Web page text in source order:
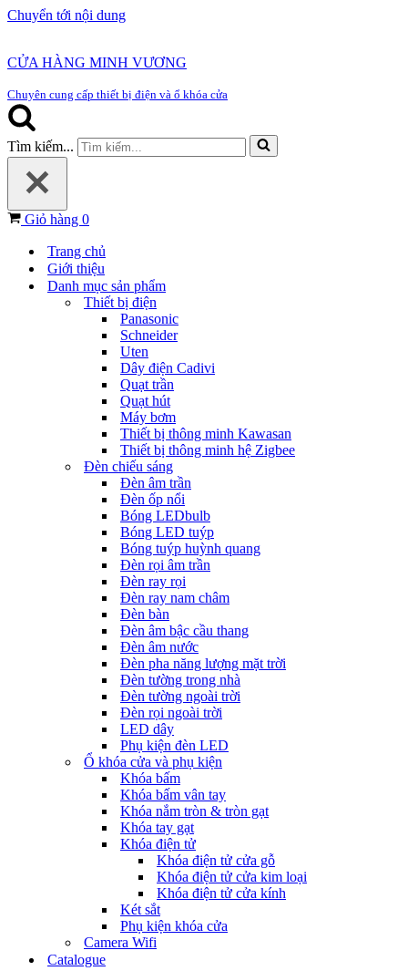
Chuyển tới nội dung
CỬA HÀNG MINH VƯƠNG
Chuyên cung cấp thiết bị điện và ổ khóa cửa
Tìm kiếm...
Giỏ hàng 0
Trang chủ
Giới thiệu
Danh mục sản phẩm
Thiết bị điện
Panasonic
Schneider
Uten
Dây điện Cadivi
Quạt trần
Quạt hút
Máy bơm
Thiết bị thông minh Kawasan
Thiết bị thông minh hệ Zigbee
Đèn chiếu sáng
Đèn âm trần
Đèn ốp nổi
Bóng LEDbulb
Bóng LED tuýp
Bóng tuýp huỳnh quang
Đèn rọi âm trần
Đèn ray rọi
Đèn ray nam châm
Đèn bàn
Đèn âm bậc cầu thang
Đèn âm nước
Đèn pha năng lượng mặt trời
Đèn tường trong nhà
Đèn tường ngoài trời
Đèn rọi ngoài trời
LED dây
Phụ kiện đèn LED
Ổ khóa cửa và phụ kiện
Khóa bấm
Khóa bấm vân tay
Khóa nắm tròn & tròn gạt
Khóa tay gạt
Khóa điện tử
Khóa điện tử cửa gỗ
Khóa điện tử cửa kim loại
Khóa điện tử cửa kính
Két sắt
Phụ kiện khóa cửa
Camera Wifi
Catalogue